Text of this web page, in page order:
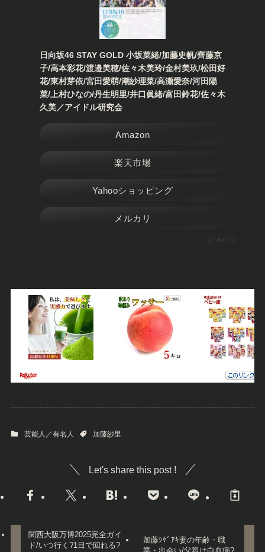
日向坂46 STAY GOLD 小坂菜緒/加藤史帆/齊藤京
子/高本彩花/渡邉美穂/佐々木美玲/金村美玖/松田好
花/東村芽依/宮田愛萌/潮紗理菜/高瀬愛奈/河田陽
菜/上村ひなの/丹生明里/井口眞緒/富田鈴花/佐々木
久美／アイドル研究会
Amazon
楽天市場
Yahooショッピング
メルカリ
ポチップ
芸能人／有名人 加藤紗里
Let's share this post !
関西大阪万博2025完全ガイ
ド/いつ行く?1日で回れる?
加藤ｼｹﾞｱｷ妻の年齢・職